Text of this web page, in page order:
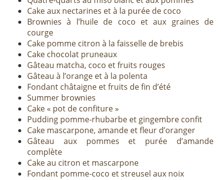
Cake aux nectarines et à la purée de coco
Brownies à l’huile de coco et aux graines de
courge
Cake pomme citron à la faisselle de brebis
Cake chocolat pruneaux
Gâteau matcha, coco et fruits rouges
Gâteau à l’orange et à la polenta
Fondant châtaigne et fruits de fin d’été
Summer brownies
Cake « pot de confiture »
Pudding pomme-rhubarbe et gingembre confit
Cake mascarpone, amande et fleur d’oranger
Gâteau aux pommes et purée d’amande
complète
Cake au citron et mascarpone
Fondant pomme-coco et streusel aux noix